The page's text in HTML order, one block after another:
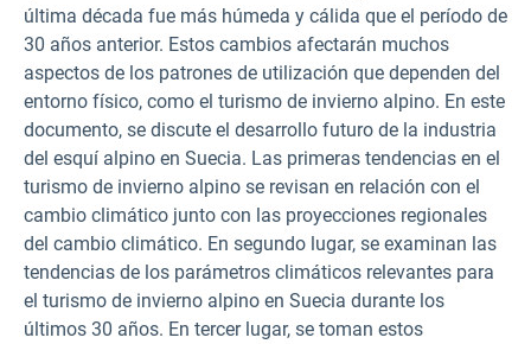
última década fue más húmeda y cálida que el período de
30 años anterior. Estos cambios afectarán muchos
aspectos de los patrones de utilización que dependen del
entorno físico, como el turismo de invierno alpino. En este
documento, se discute el desarrollo futuro de la industria
del esquí alpino en Suecia. Las primeras tendencias en el
turismo de invierno alpino se revisan en relación con el
cambio climático junto con las proyecciones regionales
del cambio climático. En segundo lugar, se examinan las
tendencias de los parámetros climáticos relevantes para
el turismo de invierno alpino en Suecia durante los
últimos 30 años. En tercer lugar, se toman estos